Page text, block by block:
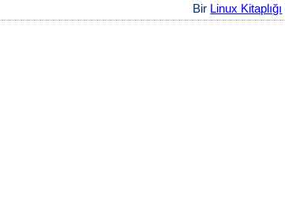
Bir Linux Kitaplığı